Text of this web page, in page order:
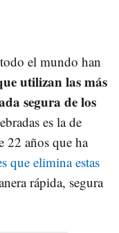
el mundo han
utilizan las más
segura de los
es la de
22 años que ha
que elimina estas
rápida, segura